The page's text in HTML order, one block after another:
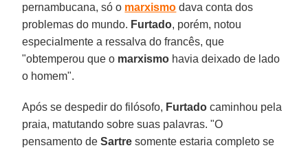
pernambucana, só o marxismo dava conta dos
problemas do mundo. Furtado, porém, notou
especialmente a ressalva do francês, que
"obtemperou que o marxismo havia deixado de lado
o homem".
Após se despedir do filósofo, Furtado caminhou pela
praia, matutando sobre suas palavras. "O
pensamento deSartre somente estaria completo se